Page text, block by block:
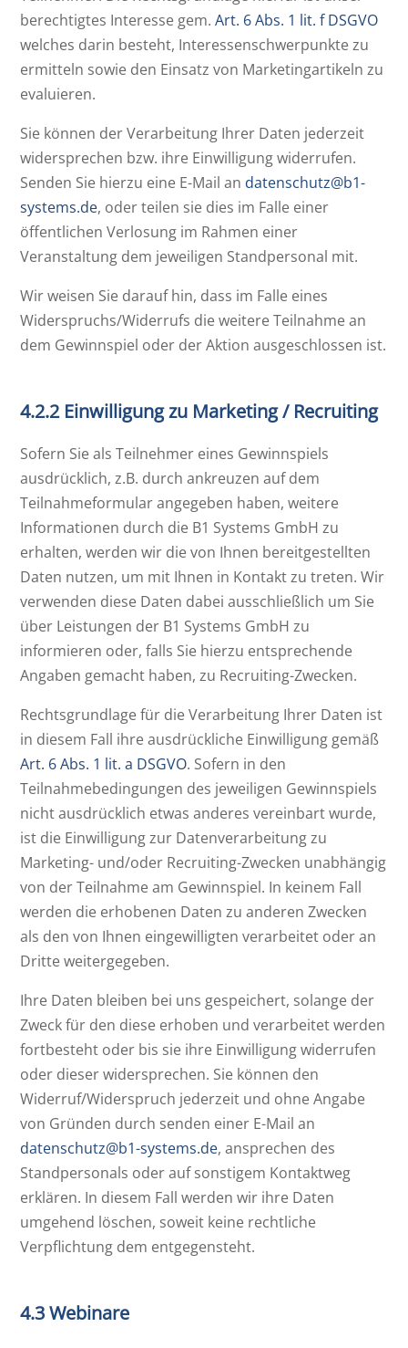
berechtigtes Interesse gem.Art. 6 Abs. 1 lit. f DSGVO
welches darin besteht, Interessenschwerpunkte zu
ermitteln sowie den Einsatz von Marketingartikeln zu
evaluieren.
Sie können der Verarbeitung Ihrer Daten jederzeit
widersprechen bzw. ihre Einwilligung widerrufen.
Senden Sie hierzu eine E-Mail an datenschutz@b1-
systems.de, oder teilen sie dies im Falle einer
öffentlichen Verlosung im Rahmen einer
Veranstaltung dem jeweiligen Standpersonal mit.
Wir weisen Sie darauf hin, dass im Falle eines
Widerspruchs/Widerrufs die weitere Teilnahme an
dem Gewinnspiel oder der Aktion ausgeschlossen ist.
4.2.2 Einwilligung zu Marketing / Recruiting
Sofern Sie als Teilnehmer eines Gewinnspiels
ausdrücklich, z.B. durch ankreuzen auf dem
Teilnahmeformular angegeben haben, weitere
Informationen durch die B1 Systems GmbH zu
erhalten, werden wir die von Ihnen bereitgestellten
Daten nutzen, um mit Ihnen in Kontakt zu treten. Wir
verwenden diese Daten dabei ausschließlich um Sie
über Leistungen der B1 Systems GmbH zu
informieren oder, falls Sie hierzu entsprechende
Angaben gemacht haben, zu Recruiting-Zwecken.
Rechtsgrundlage für die Verarbeitung Ihrer Daten ist
in diesem Fall ihre ausdrückliche Einwilligung gemäß
Art. 6 Abs. 1 lit. a DSGVO. Sofern in den
Teilnahmebedingungen des jeweiligen Gewinnspiels
nicht ausdrücklich etwas anderes vereinbart wurde,
ist die Einwilligung zur Datenverarbeitung zu
Marketing- und/oder Recruiting-Zwecken unabhängig
von der Teilnahme am Gewinnspiel. In keinem Fall
werden die erhobenen Daten zu anderen Zwecken
als den von Ihnen eingewilligten verarbeitet oder an
Dritte weitergegeben.
Ihre Daten bleiben bei uns gespeichert, solange der
Zweck für den diese erhoben und verarbeitet werden
fortbesteht oder bis sie ihre Einwilligung widerrufen
oder dieser widersprechen. Sie können den
Widerruf/Widerspruch jederzeit und ohne Angabe
von Gründen durch senden einer E-Mail an
datenschutz@b1-systems.de, ansprechen des
Standpersonals oder auf sonstigem Kontaktweg
erklären. In diesem Fall werden wir ihre Daten
umgehend löschen, soweit keine rechtliche
Verpflichtung dem entgegensteht.
4.3 Webinare